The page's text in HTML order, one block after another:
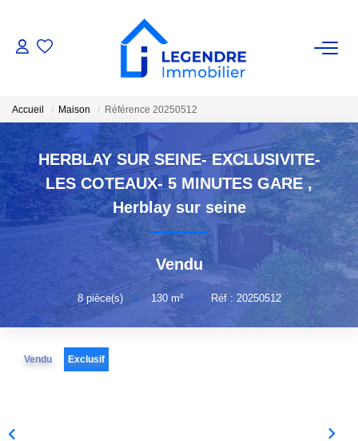
VENTE
Nos Biens Vendus
ESTIMATION
NOS AGENCES
Qui Sommes-Nous ?
Notre Équipe
Accueil Maison Référence 20250512
HERBLAY SUR SEINE- EXCLUSIVITE-
LES COTEAUX- 5 MINUTES GARE,
Herblay sur seine
Vendu
8pièce(s) • 130m² • Réf : 20250512
Vendu Exclusif